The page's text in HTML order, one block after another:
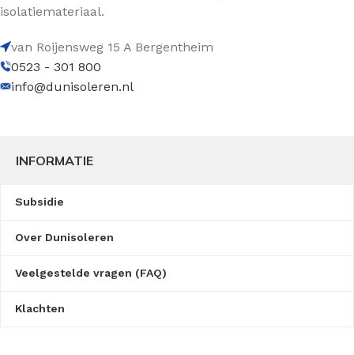
isolatiemateriaal.
van Roijensweg 15 A Bergentheim
0523 - 301 800
info@dunisoleren.nl
INFORMATIE
Subsidie
Over Dunisoleren
Veelgestelde vragen (FAQ)
Klachten